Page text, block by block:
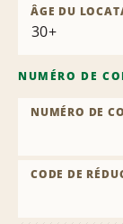
ÂGE DU
NUMÉRO DE
NUMÉRO DE
CODE DE